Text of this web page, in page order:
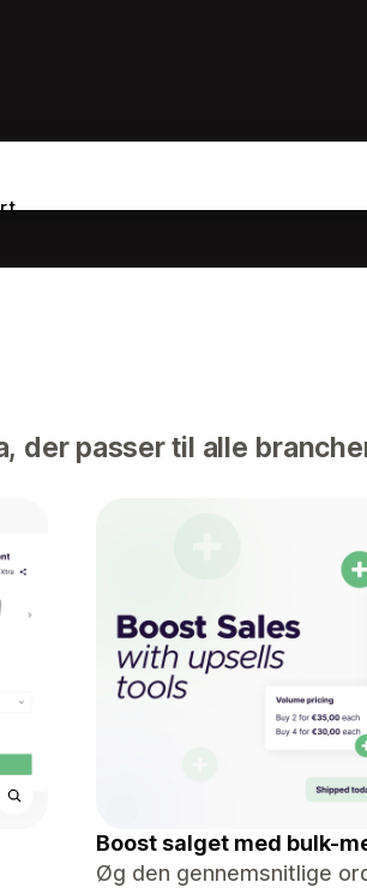
der passer til alle
Boost salget med bulk-
Øg den gennemsnitlige